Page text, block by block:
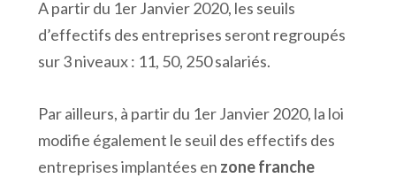
A partir du 1er Janvier 2020, les seuils
d’effectifs des entreprises seront regroupés
sur 3 niveaux : 11, 50, 250 salariés.
Par ailleurs, à partir du 1er Janvier 2020, la loi
modifie également le seuil des effectifs des
entreprises implantées en zone franche